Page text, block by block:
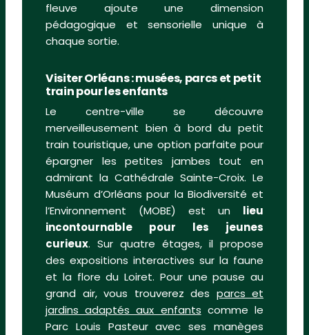
fleuve ajoute une dimension
pédagogique et sensorielle unique à
chaque sortie.
Visiter Orléans : musées, parcs et petit
train pour les enfants
Le centre-ville se découvre
merveilleusement bien à bord du petit
train touristique, une option parfaite pour
épargner les petites jambes tout en
admirant la Cathédrale Sainte-Croix. Le
Muséum d’Orléans pour la Biodiversité et
l’Environnement (MOBE) est un lieu
incontournable pour les jeunes
curieux. Sur quatre étages, il propose
des expositions interactives sur la faune
et la flore du Loiret. Pour une pause au
grand air, vous trouverez des parcs et
jardins adaptés aux enfants comme le
Parc Louis Pasteur avec ses manèges